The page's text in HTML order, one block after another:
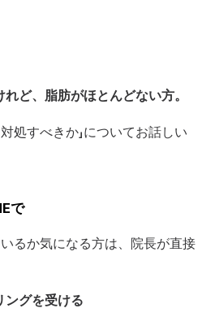
れど、脂肪がほとんどない方。
処すべきか」についてお話しい
で
るか気になる方は、院長が直接
ングを受ける